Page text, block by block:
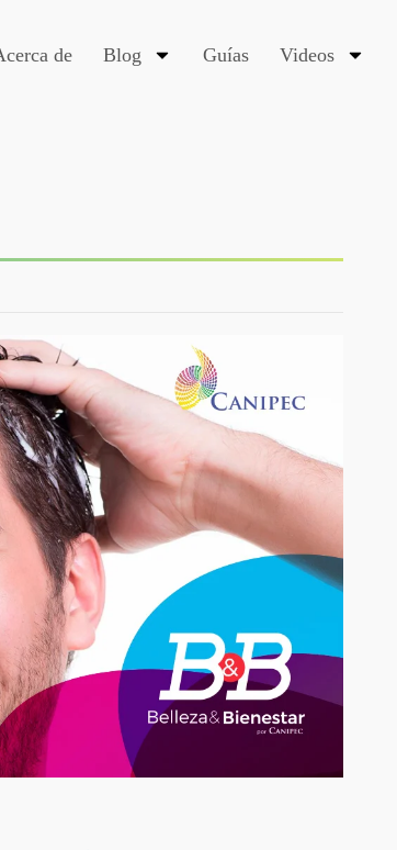
de Blog Guías Videos